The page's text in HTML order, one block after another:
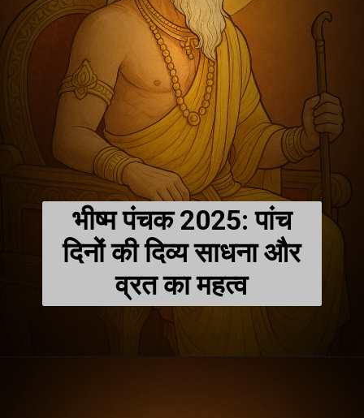
भीष्म पंचक 2025: पांच
दिनों की दिव्य साधना और
व्रत का महत्व